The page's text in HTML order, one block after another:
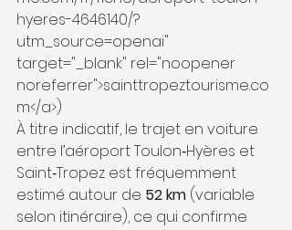
hyeres-4646140/?
utm_source=openai"
target="_blank" rel="noopener
noreferrer">sainttropeztourisme.co
m</a>)
À titre indicatif, le trajet en voiture
entre l’aéroport Toulon‑Hyères et
Saint‑Tropez est fréquemment
estimé autour de 52 km (variable
selon itinéraire), ce qui confirme